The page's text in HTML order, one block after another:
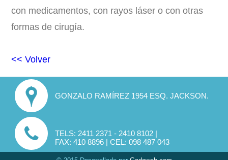
con medicamentos, con rayos láser o con otras
formas de cirugía.
<< Volver
GONZALO RAMÍREZ 1954 ESQ. JACKSON.
TELS: 2411 2371 - 2410 8102 |
FAX: 410 8896 | CEL: 098 487 043